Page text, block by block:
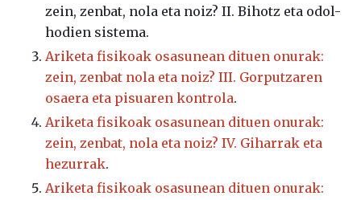
zein, zenbat, nola eta noiz? II. Bihotz eta odol-
hodien sistema.
Ariketa fisikoak osasunean dituen onurak:
zein, zenbat nola eta noiz? III. Gorputzaren
osaera eta pisuaren kontrola.
Ariketa fisikoak osasunean dituen onurak:
zein, zenbat, nola eta noiz? IV. Giharrak eta
hezurrak.
Ariketa fisikoak osasunean dituen onurak: